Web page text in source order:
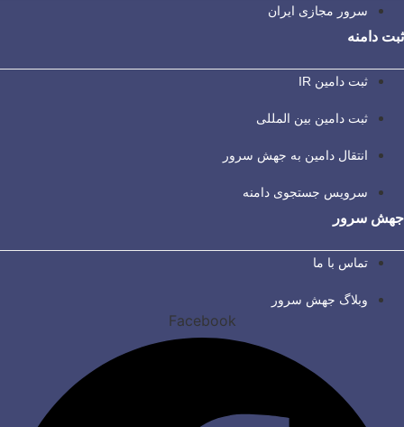
سرور مجازی ایران
ثبت دامنه
ثبت دامین IR
ثبت دامین بین المللی
انتقال دامین به جهش سرور
سرویس جستجوی دامنه
جهش سرور
تماس با ما
وبلاگ جهش سرور
Facebook